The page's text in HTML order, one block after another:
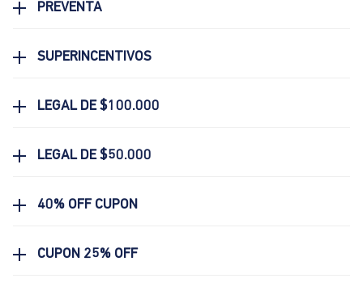
PREVENTA
SUPERINCENTIVOS
LEGAL DE $100.000
LEGAL DE $50.000
40% OFF CUPON
CUPON 25% OFF